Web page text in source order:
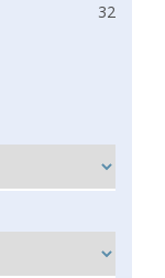
32